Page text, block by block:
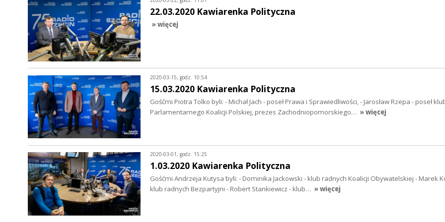
22.03.2020 Kawiarenka Polityczna
» więcej
2020-03-15, godz. 10:54
15.03.2020 Kawiarenka Polityczna
Gośćmi Piotra Tolko byli: - Michał Jach - poseł Prawa i Sprawiedliwości, - Jarosław Rzepa - poseł
Parlamentarnego Koalicji Polskiej, prezes Zachodniopomorskiego… » więcej
2020-03-01, godz. 15:25
1.03.2020 Kawiarenka Polityczna
Gośćmi Andrzeja Kutysa byli: - Dominika Jackowski - klub radnych Koalicji Obywatelskiej - Marek
klub radnych Bezpartyjni - Robert Stankiewicz - klub… » więcej